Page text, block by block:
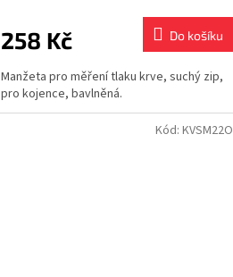
258 Kč Do košíku
Manžeta pro měření tlaku krve, suchý zip,
pro kojence, bavlněná.
Kód: KVSM22O